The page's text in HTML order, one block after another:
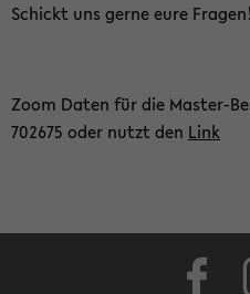
Schickt uns gerne eure Fra­gen!
Zoom Daten für die Master-​
702675 oder nutzt den Link